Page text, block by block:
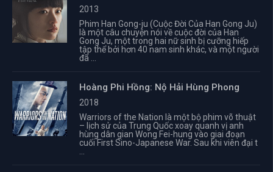
2013
Phim Han Gong-ju (Cuộc Đời Của Han Gong Ju)
là một câu chuyện nói về cuộc đời của Han
Gong Ju, một trong hai nữ sinh bị cưỡng hiếp
tập thể bởi hơn 40 nam sinh khác, và một người
đã ...
Hoàng Phi Hồng: Nộ Hải Hùng Phong
2018
Warriors of the Nation là một bộ phim võ thuật
– lịch sử của Trung Quốc xoay quanh vị anh
hùng dân gian Wong Fei-hung vào giai đoạn
cuối First Sino-Japanese War. Sau khi viên đại t